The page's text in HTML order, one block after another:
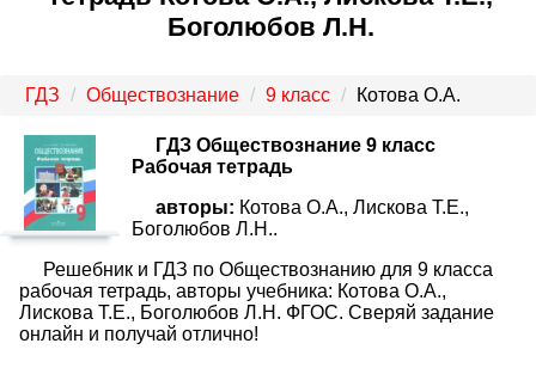
Боголюбов Л.Н.
ГДЗ Обществознание 9 класс Котова О.А.
ГДЗ Обществознание 9 класс
Рабочая тетрадь
авторы: Котова О.А., Лискова Т.Е.,
Боголюбов Л.Н..
Решебник и ГДЗ по Обществознанию для 9 класса
рабочая тетрадь, авторы учебника: Котова О.А.,
Лискова Т.Е., Боголюбов Л.Н. ФГОС. Сверяй задание
онлайн и получай отлично!